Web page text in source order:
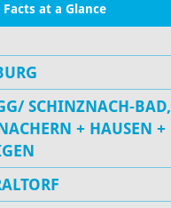
Facts at a Glance
SCHINZNACH-BAD,
+ HAUSEN +